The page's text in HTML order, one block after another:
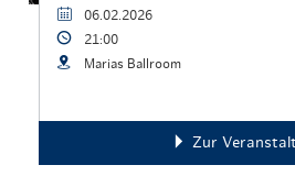
06.02.2026
21:00
Marias Ballroom
Zur